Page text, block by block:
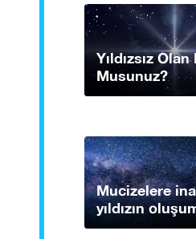
Yıldızsız
Musunuz?
Mucizelere
yıldızın